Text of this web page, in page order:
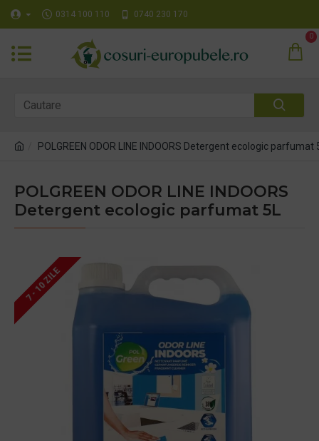
0314 100 110 0740 230 170
0
POLGREEN ODOR LINE INDOORS Detergent ecologic parfumat
POLGREEN ODOR LINE INDOORS
Detergent ecologic parfumat 5L
7 - 10 ZILE